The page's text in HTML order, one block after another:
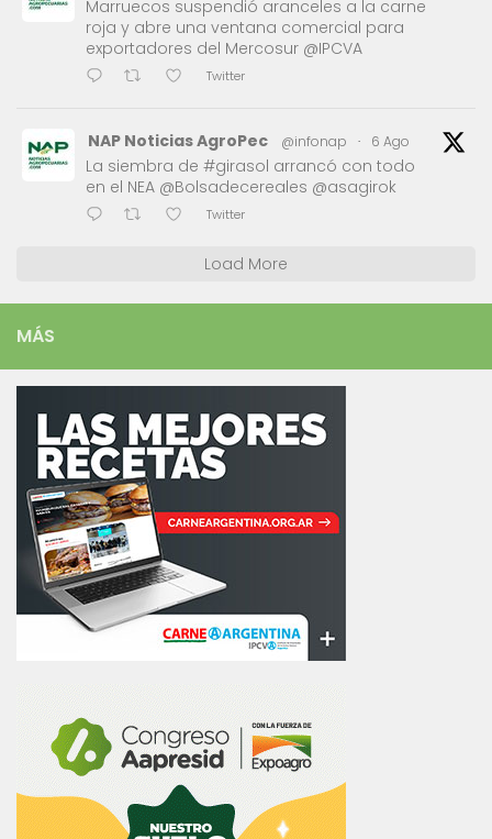
Marruecos suspendió aranceles a la carne
roja y abre una ventana comercial para
exportadores del Mercosur @IPCVA
Twitter
NAP Noticias AgroPec @infonap · 6 Ago
La siembra de #girasol arrancó con todo
en el NEA @Bolsadecereales @asagirok
Twitter
Load More
MÁS